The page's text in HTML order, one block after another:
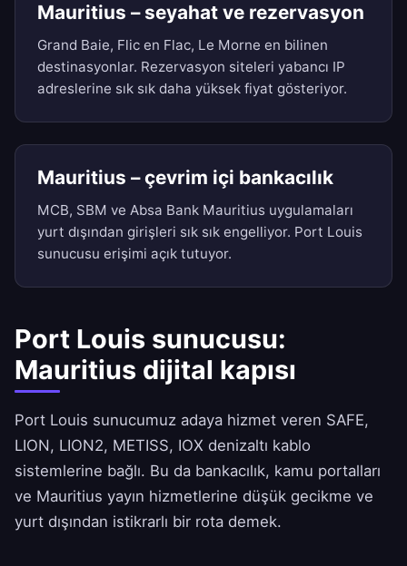
Mauritius – seyahat ve rezervasyon
Grand Baie, Flic en Flac, Le Morne en bilinen
destinasyonlar. Rezervasyon siteleri yabancı IP
adreslerine sık sık daha yüksek fiyat gösteriyor.
Mauritius – çevrim içi bankacılık
MCB, SBM ve Absa Bank Mauritius uygulamaları
yurt dışından girişleri sık sık engelliyor. Port Louis
sunucusu erişimi açık tutuyor.
Port Louis sunucusu:
Mauritius dijital kapısı
Port Louis sunucumuz adaya hizmet veren SAFE,
LION, LION2, METISS, IOX denizaltı kablo
sistemlerine bağlı. Bu da bankacılık, kamu portalları
ve Mauritius yayın hizmetlerine düşük gecikme ve
yurt dışından istikrarlı bir rota demek.